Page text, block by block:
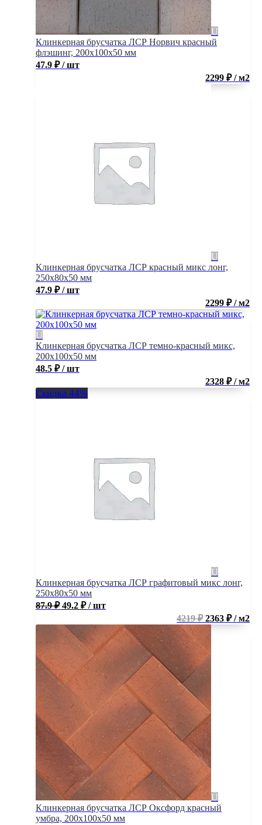
Клинкерная брусчатка ЛСР Норвич красный
флэшинг, 200x100x50 мм
47.9 ₽ / шт
2299 ₽ / м2
Клинкерная брусчатка ЛСР красный микс лонг,
250x80x50 мм
47.9 ₽ / шт
2299 ₽ / м2
Клинкерная брусчатка ЛСР темно-красный микс,
200x100x50 мм
48.5 ₽ / шт
2328 ₽ / м2
Скидка 44%
Клинкерная брусчатка ЛСР графитовый микс лонг,
250x80x50 мм
87.9₽ 49.2 ₽ / шт
4219 ₽2363 ₽ / м2
Клинкерная брусчатка ЛСР Оксфорд красный
умбра, 200x100x50 мм